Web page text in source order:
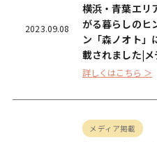
2023.09.08
横浜・青葉エリ
がる暮らしのヒ
ン「森ノオト
載されました|
詳しくはこちら ＞
メディア掲載